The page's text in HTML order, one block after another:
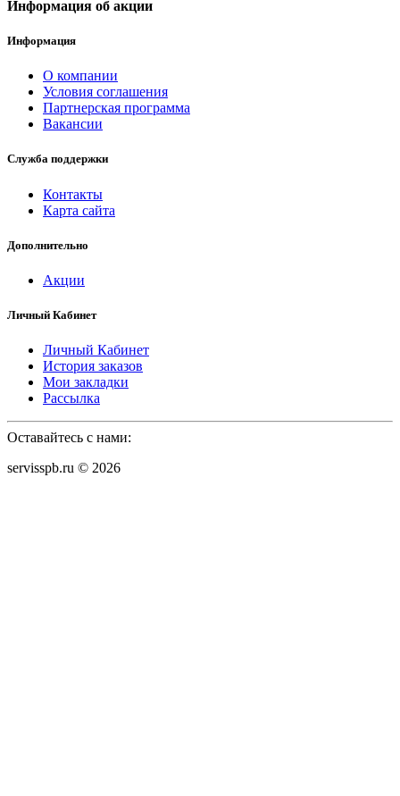
Информация об акции
Информация
О компании
Условия соглашения
Партнерская программа
Вакансии
Служба поддержки
Контакты
Карта сайта
Дополнительно
Акции
Личный Кабинет
Личный Кабинет
История заказов
Мои закладки
Рассылка
Оставайтесь с нами:
servisspb.ru © 2026